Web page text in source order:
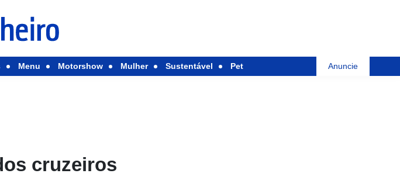
Menu Motorshow Mulher Sustentável Pet Anuncie
cruzeiros